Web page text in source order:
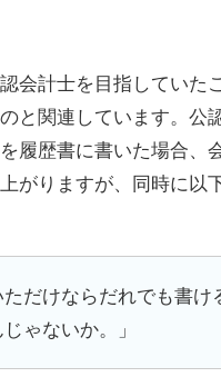
会計士を目指していた
と関連しています。公
履歴書に書いた場合、
がりますが、同時に以
ただけならだれでも書け
ゃないか。」